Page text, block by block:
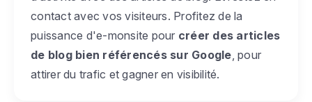
contact avec vos visiteurs. Profitez de la
puissance d'e-monsite pour créer des articles
de blog bien référencés sur Google , pour
attirer du trafic et gagner en visibilité.